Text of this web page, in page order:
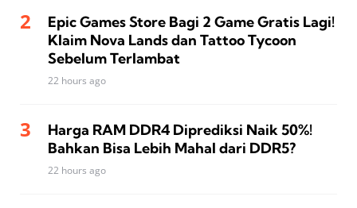
Epic Games Store Bagi 2 Game Gratis Lagi!
Klaim Nova Lands dan Tattoo Tycoon
Sebelum Terlambat
22 hours ago
Harga RAM DDR4 Diprediksi Naik 50%!
Bahkan Bisa Lebih Mahal dari DDR5?
22 hours ago